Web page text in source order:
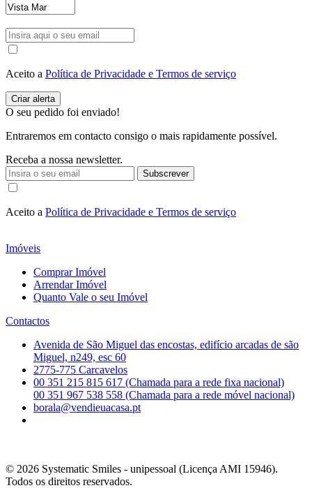
Aceito a Política de Privacidade e Termos de serviço
O seu pedido foi enviado!
Entraremos em contacto consigo o mais rapidamente possível.
Receba a nossa newsletter.
Subscrever
Aceito a Política de Privacidade e Termos de serviço
Imóveis
Comprar Imóvel
Arrendar Imóvel
Quanto Vale o seu Imóvel
Contactos
Avenida de São Miguel das encostas, edifício arcadas de são
Miguel, n249, esc 60
2775-775 Carcavelos
00 351 215 815 617 (Chamada para a rede fixa nacional)
00 351 967 538 558 (Chamada para a rede móvel nacional)
borala@vendieuacasa.pt
© 2026 Systematic Smiles - unipessoal (Licença AMI 15946).
Todos os direitos reservados.